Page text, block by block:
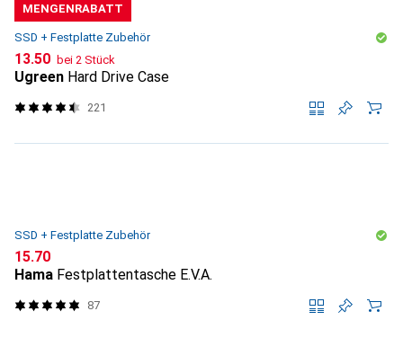
MENGENRABATT
SSD + Festplatte Zubehör
CHF
13.50 bei 2 Stück
Ugreen Hard Drive Case
221
SSD + Festplatte Zubehör
CHF
15.70
Hama Festplattentasche E.V.A.
87